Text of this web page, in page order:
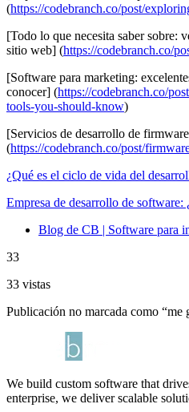
(https://codebranch.co/post/
[Todo lo que necesita saber sobre:
sitio web] (https://codebranch.co/
[Software para marketing:
conocer] (https://codebranch.co/
tools-you-should-know)
[Servicios de desarrollo de
(https://codebranch.co/post/
¿Qué es el ciclo de vida del
Empresa de desarrollo de software:
Blog de CB | Software para
33
33 vistas
Publicación no marcada como “me
We build custom software that
enterprise, we deliver scalable